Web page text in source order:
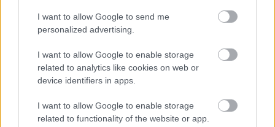
I want to allow Google to send me
personalized advertising.
I want to allow Google to enable storage
related to analytics like cookies on web or
device identifiers in apps.
I want to allow Google to enable storage
related to functionality of the website or app.
KS Wiązownica vs. Czarni Jasło - relacja, wynik na żywo,
transmisja
Wynik meczu KS Wiązownica - Czarni Jasło znajdziesz na naszej stronie
zaraz po jego zakończeniu. Jeżeli szukasz informacji meczowych, zajrzyj
KS Wiązownica vs. Czarni Jasło - wynik, składy, strzelcy
Jeżeli w internecie lub TV dostępna jest
albo innych spotkań IV liga podkarpacka
na pewno znajdziesz takie informacje na naszym portalu. Możliwe jednak,
że nigdzie nie pojawi się stream online z tego pojedynku. Śledź portal